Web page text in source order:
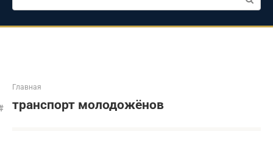
Главная
транспорт молодожёнов